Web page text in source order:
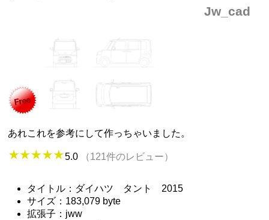
Jw_cad
あれこれを参考にして作っちゃいました。
5.0 （121件のレビュー）
タイトル：ダイハツ タント 2015
サイズ：183,079 byte
拡張子：jww